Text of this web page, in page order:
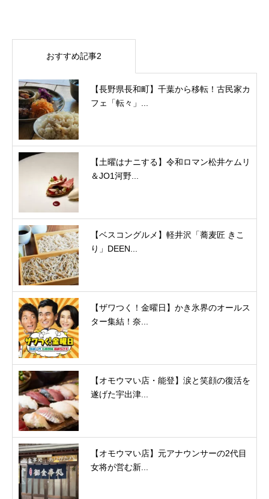
おすすめ記事2
【長野県長和町】千葉から移転！古民家カ
フェ「転々」...
【土曜はナニする】令和ロマン松井ケムリ
＆JO1河野...
【ベスコングルメ】軽井沢「蕎麦匠 きこ
り」DEEN...
【ザワつく！金曜日】かき氷界のオールス
ター集結！奈...
【オモウマい店・能登】涙と笑顔の復活を
遂げた宇出津...
【オモウマい店】元アナウンサーの2代目
女将が営む新...